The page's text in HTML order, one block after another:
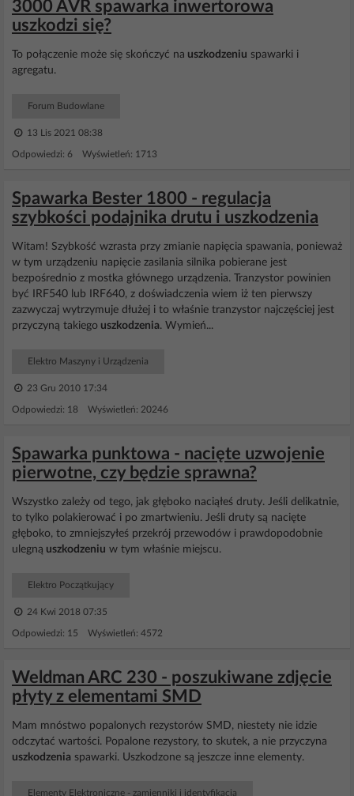
3000 AVR spawarka inwertorowa
uszkodzi się?
To połączenie może się skończyć na uszkodzeniu spawarki i
agregatu.
Forum Budowlane
13 Lis 2021 08:38
Odpowiedzi: 6 Wyświetleń: 1713
Spawarka Bester 1800 - regulacja
szybkości podajnika drutu i uszkodzenia
Witam! Szybkość wzrasta przy zmianie napięcia spawania, ponieważ
w tym urządzeniu napięcie zasilania silnika pobierane jest
bezpośrednio z mostka głównego urządzenia. Tranzystor powinien
być IRF540 lub IRF640, z doświadczenia wiem iż ten pierwszy
zazwyczaj wytrzymuje dłużej i to właśnie tranzystor najczęściej jest
przyczyną takiego uszkodzenia. Wymień...
Elektro Maszyny i Urządzenia
23 Gru 2010 17:34
Odpowiedzi: 18 Wyświetleń: 20246
Spawarka punktowa - nacięte uzwojenie
pierwotne, czy będzie sprawna?
Wszystko zależy od tego, jak głęboko naciąłeś druty. Jeśli delikatnie,
to tylko polakierować i po zmartwieniu. Jeśli druty są nacięte
głęboko, to zmniejszyłeś przekrój przewodów i prawdopodobnie
ulegną uszkodzeniu w tym właśnie miejscu.
Elektro Początkujący
24 Kwi 2018 07:35
Odpowiedzi: 15 Wyświetleń: 4572
Weldman ARC 230 - poszukiwane zdjęcie
płyty z elementami SMD
Mam mnóstwo popalonych rezystorów SMD, niestety nie idzie
odczytać wartości. Popalone rezystory, to skutek, a nie przyczyna
uszkodzenia spawarki. Uszkodzone są jeszcze inne elementy.
Elementy Elektroniczne - zamienniki i identyfikacja